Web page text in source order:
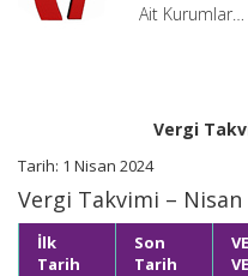
Ait Kurumlar…
Vergi
Tarih: 1 Nisan 2024
Vergi Takvimi – Nisan
İlk
Tarih
Son
Tarih